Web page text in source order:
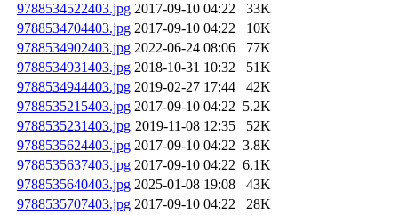
9788534522403.jpg 2017-09-10 04:22
33K
9788534704403.jpg 2017-09-10 04:22
10K
9788534902403.jpg 2022-06-24 08:06
77K
9788534931403.jpg 2018-10-31 10:32
51K
9788534944403.jpg 2019-02-27 17:44
42K
9788535215403.jpg 2017-09-10 04:22 5.2K
9788535231403.jpg 2019-11-08 12:35
52K
9788535624403.jpg 2017-09-10 04:22 3.8K
9788535637403.jpg 2017-09-10 04:22 6.1K
9788535640403.jpg 2025-01-08 19:08
43K
9788535707403.jpg 2017-09-10 04:22
28K